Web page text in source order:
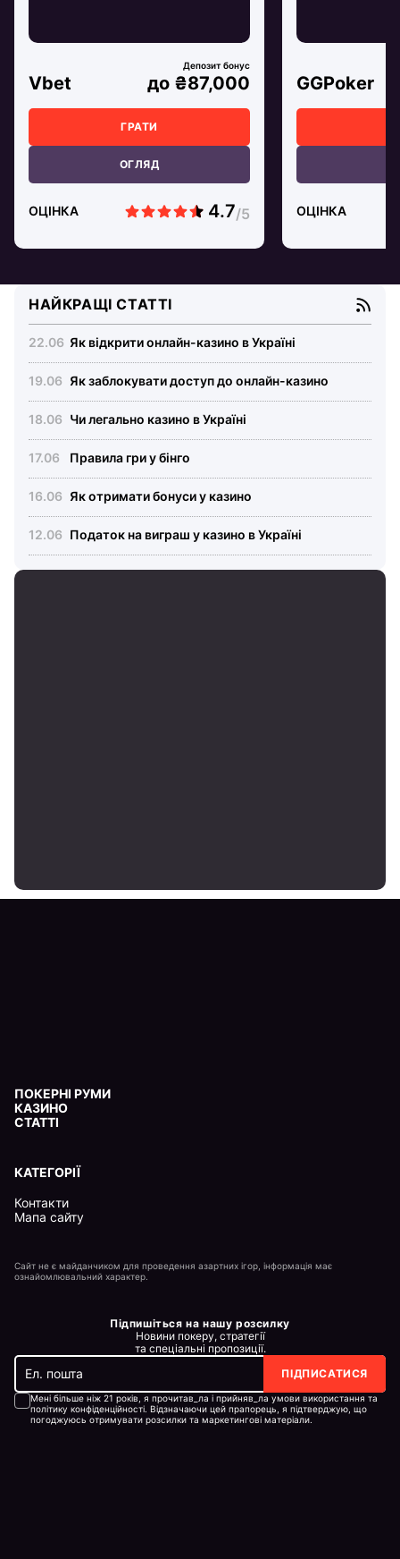
Vbet до ₴87,000
ГРАТИ
ОГЛЯД
ОЦІНКА
GGPoker
ОЦІНКА
НАЙКРАЩІ СТАТТІ
Як відкрити онлайн-казино в Україні
Як заблокувати доступ до онлайн-казино
Чи легально казино в Україні
Правила гри у бінго
Як отримати бонуси у казино
Податок на виграш у казино в Україні
ПОКЕРНІ РУМИ
КАЗИНО
СТАТТІ
КАТЕГОРІЇ
Контакти
Мапа сайту
Сайт не є майданчиком для проведення азартних ігор, інформація має
ознайомлювальний характер.
Підпишіться на нашу розсилку
Новини покеру, стратегії
та спеціальні пропозиції.
ПІДПИСАТИСЯ
Мені більше ніж 21 років, я прочитав_ла і прийняв_ла умови використання та
політику конфіденційності. Відзначаючи цей прапорець, я підтверджую, що
погоджуюсь отримувати розсилки та маркетингові матеріали.